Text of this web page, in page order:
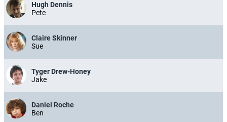
Hugh Dennis
Pete
Claire Skinner
Sue
Tyger Drew-Honey
Jake
Daniel Roche
Ben